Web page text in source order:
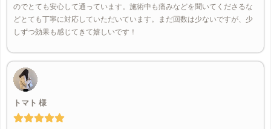
のでとても安心して通っています。施術中も痛みなどを聞いてくださるな
どとても丁寧に対応していただいています。まだ回数は少ないですが、少
しずつ効果も感じてきて嬉しいです！
トマト